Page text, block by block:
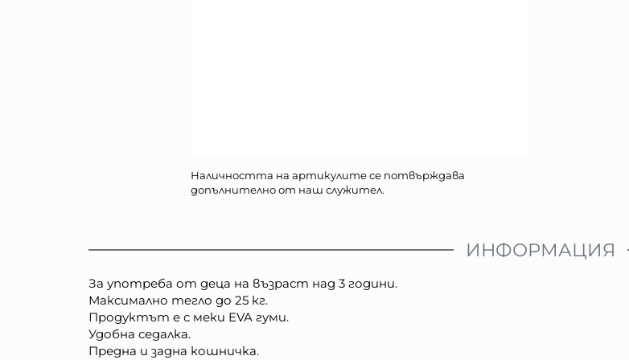
Наличността на артикулите се потвърждава
допълнително от наш служител.
ИНФОРМАЦИЯ
За употреба от деца на възраст над 3 години.
Максимално тегло до 25 кг.
Продуктът е с меки EVA гуми.
Удобна седалка.
Предна и задна кошничка.